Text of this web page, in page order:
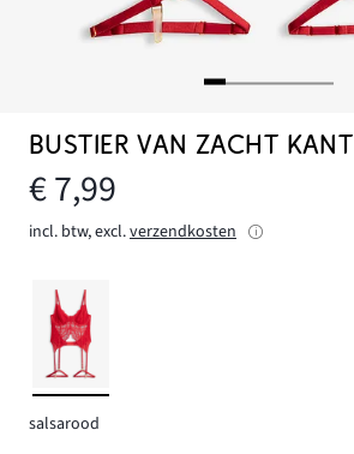
BUSTIER VAN ZACHT KANT
€ 7,99
incl. btw, excl.verzendkosten
salsarood